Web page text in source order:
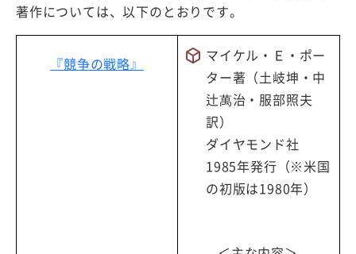
著作については、以下のとおりです。
『競争の戦略』
マイケル・Ｅ・ポー
ター著（土岐坤・中
辻萬治・服部照夫
訳）
ダイヤモンド社
1985年発行（※米国
の初版は1980年）